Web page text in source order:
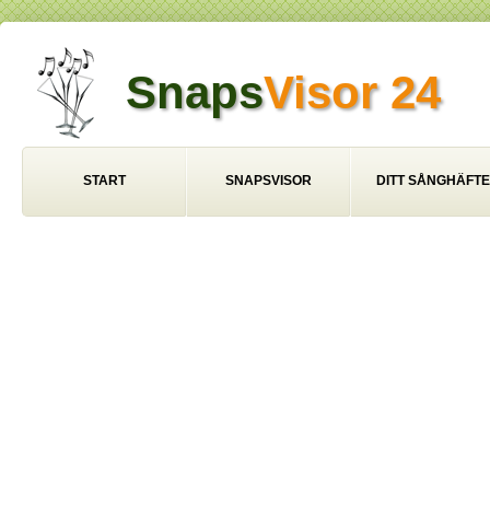
SnapsVisor 24
START SNAPSVISOR DITT SÅNGHÄFTE